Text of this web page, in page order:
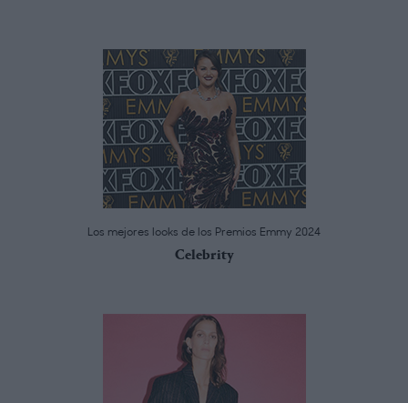
Los mejores looks de los Premios Emmy 2024
Celebrity